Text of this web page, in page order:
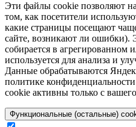
Эти файлы cookie позволяют
том, как посетители
какие страницы посещают
сайте, возникают ли ошибки).
собирается в агрегированном
используется для анализа и
Данные обрабатываются
политике
cookie активны только с
Функциональные (остальные)